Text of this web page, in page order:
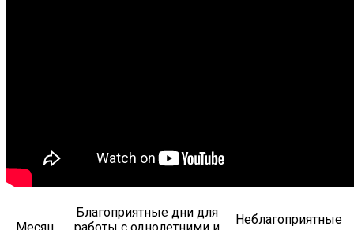
Месяц
Благоприятные дни для
работы с однолетними и
Неблагоприятные